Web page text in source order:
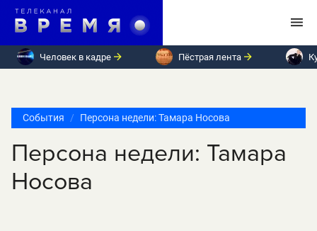
Человек в кадре Пёстрая лента
События Персона недели: Тамара Носова
Персона недели: Тамара
Носова